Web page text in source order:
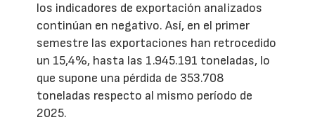
los indicadores de exportación analizados
continúan en negativo. Así, en el primer
semestre las exportaciones han retrocedido
un 15,4%, hasta las 1.945.191 toneladas, lo
que supone una pérdida de 353.708
toneladas respecto al mismo período de
2025.